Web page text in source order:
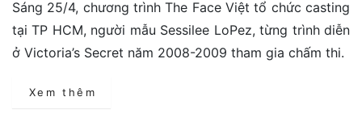
Sáng 25/4, chương trình The Face Việt tổ chức casting
tại TP HCM, người mẫu Sessilee LoPez, từng trình diễn
ở Victoria’s Secret năm 2008-2009 tham gia chấm thi.
Xem thêm